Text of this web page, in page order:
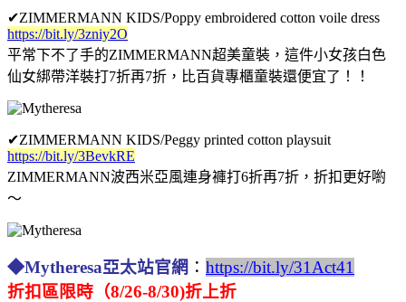
✔ZIMMERMANN KIDS/Poppy embroidered cotton voile dress
https://bit.ly/3zniy2O
平常下不了手的ZIMMERMANN超美童裝，這件小女孩白色
仙女綁帶洋裝打7折再7折，比百貨專櫃童裝還便宜了！！
✔ZIMMERMANN KIDS/Peggy printed cotton playsuit
https://bit.ly/3BevkRE
ZIMMERMANN波西米亞風連身褲打6折再7折，折扣更好喲
～
◆Mytheresa亞太站官網 ： https://bit.ly/31Act41
折扣區限時（8/26-8/30)折上折